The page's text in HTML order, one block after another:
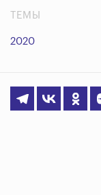
ТЕМЫ
2020